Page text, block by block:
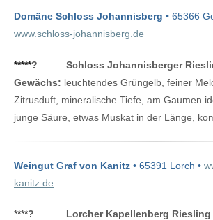
Domäne Schloss Johannisberg • 65366
www.schloss-johannisberg.de
*****?
Schloss Johannisberger
Gewächs: leuchtendes Grüngelb, feiner
Zitrusduft, mineralische Tiefe, am Gaumen
junge Säure, etwas Muskat in der Länge,
Weingut Graf von Kanitz • 65391 Lorch •
kanitz.de
****?
Lorcher Kapellenberg Riesling